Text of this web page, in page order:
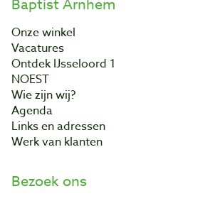
Baptist Arnhem
Onze winkel
Vacatures
Ontdek IJsseloord 1
NOEST
Wie zijn wij?
Agenda
Links en adressen
Werk van klanten
Bezoek ons